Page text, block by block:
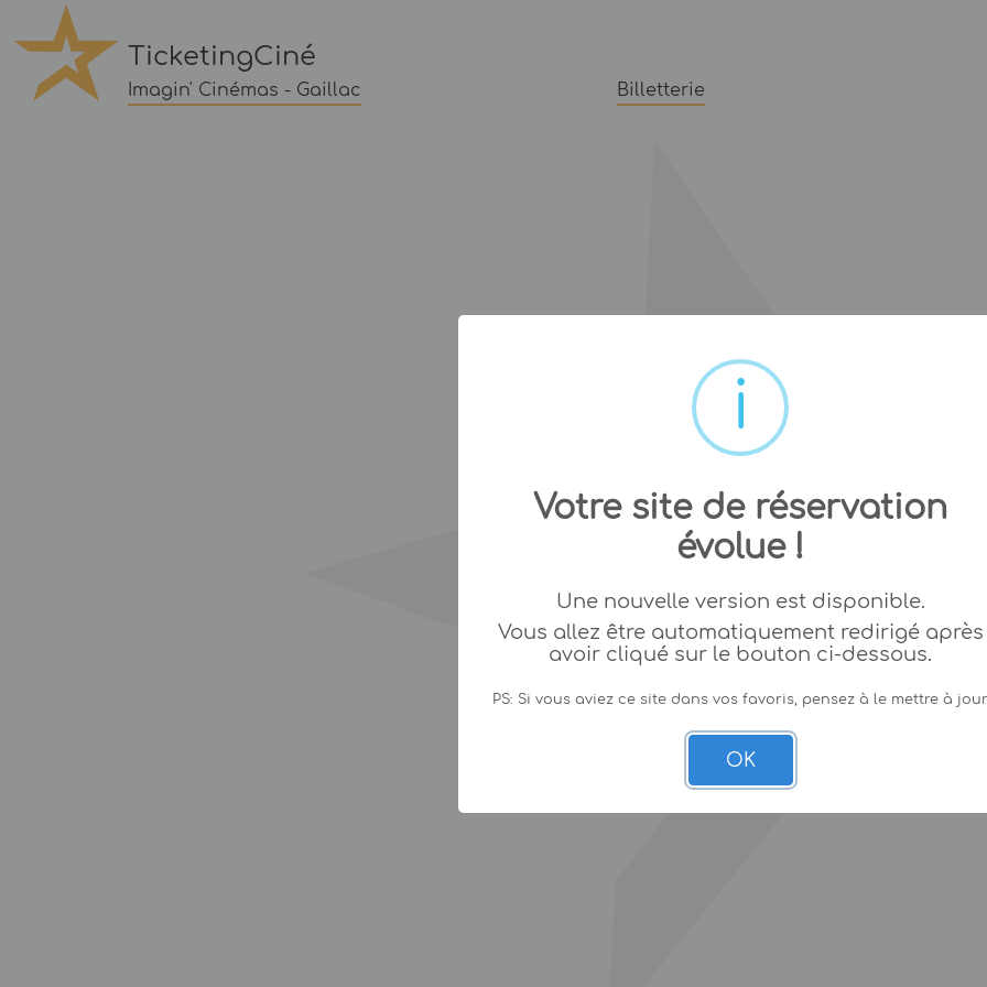
TicketingCiné
Imagin' Cinémas - Gaillac Billetterie
Votre site de réservation
évolue !
Une nouvelle version est disponible.
Vous allez être automatiquement redirigé après
avoir cliqué sur le bouton ci-dessous.
PS: Si vous aviez ce site dans vos favoris, pensez à le mettre à
OK